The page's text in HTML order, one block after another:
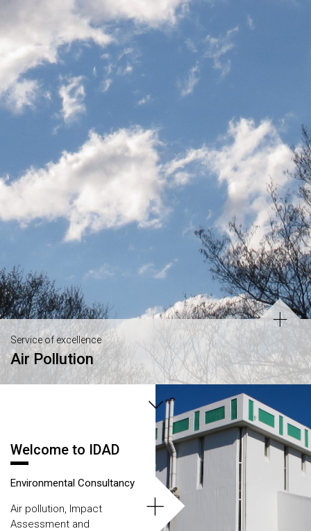
Service of excellence
Air Pollution
Welcome to IDAD
Environmental Consultancy
Air pollution, Impact
Assessment and
+